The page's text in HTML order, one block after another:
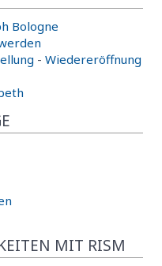
Bologne
- Wiedereröffnung
MIT RISM